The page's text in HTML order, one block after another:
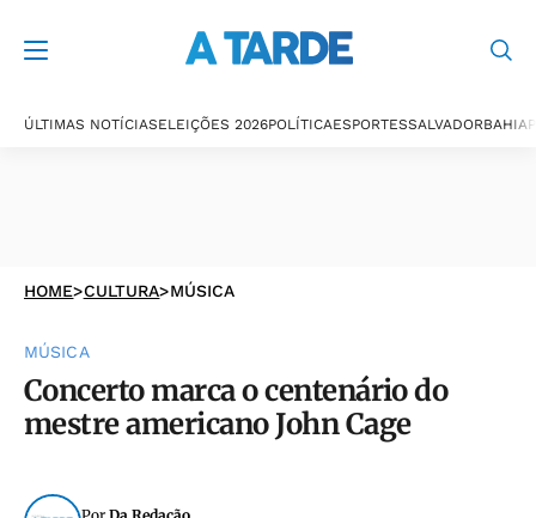
ÚLTIMAS NOTÍCIASELEIÇÕES 2026POLÍTICAESPORTESSALVADORBAHIA
HOME>CULTURA>MÚSICA
MÚSICA
Concerto marca o centenário do
mestre americano John Cage